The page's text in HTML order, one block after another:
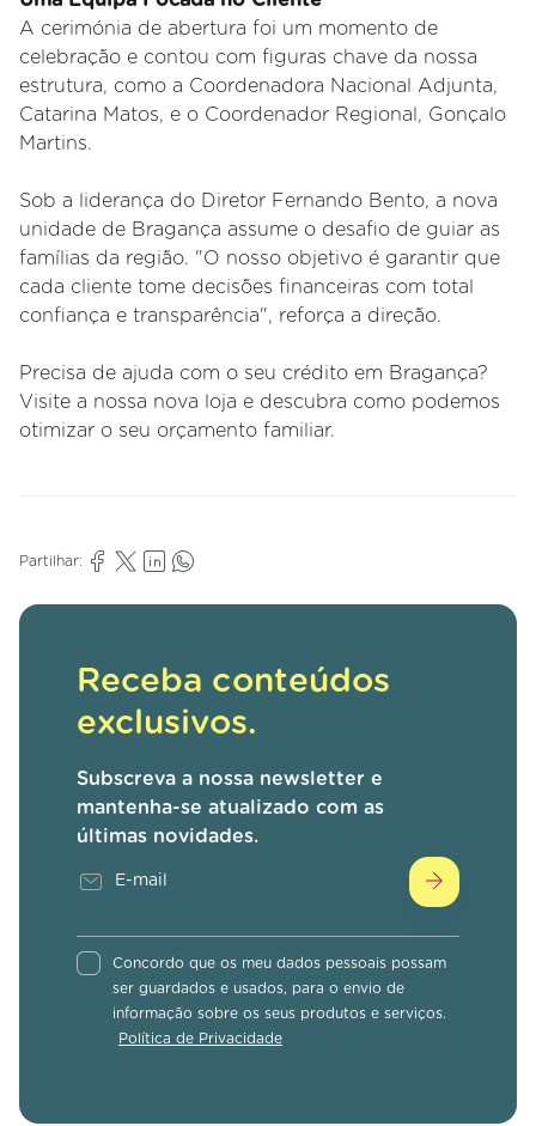
A cerimónia de abertura foi um momento de
celebração e contou com figuras chave da nossa
estrutura, como a Coordenadora Nacional Adjunta,
Catarina Matos, e o Coordenador Regional, Gonçalo
Martins.
Sob a liderança do Diretor Fernando Bento, a nova
unidade de Bragança assume o desafio de guiar as
famílias da região. "O nosso objetivo é garantir que
cada cliente tome decisões financeiras com total
confiança e transparência", reforça a direção.
Precisa de ajuda com o seu crédito em Bragança?
Visite a nossa nova loja e descubra como podemos
otimizar o seu orçamento familiar.
Partilhar:
Receba conteúdos
exclusivos.
Subscreva a nossa newsletter e
mantenha-se atualizado com as
últimas novidades.
Concordo que os meu dados pessoais possam
ser guardados e usados, para o envio de
informação sobre os seus produtos e serviços.
Política de Privacidade